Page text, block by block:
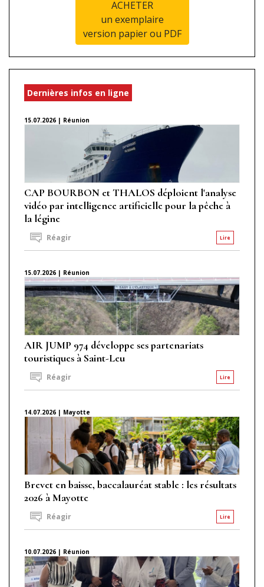
ACHETER
un exemplaire
version papier ou PDF
Dernières infos en ligne
15.07.2026 | Réunion
CAP BOURBON et THALOS déploient l'analyse
vidéo par intelligence artificielle pour la pêche à
la légine
Lire
Réagir
15.07.2026 | Réunion
AIR JUMP 974 développe ses partenariats
touristiques à Saint-Leu
Lire
Réagir
14.07.2026 | Mayotte
Brevet en baisse, baccalauréat stable : les résultats
2026 à Mayotte
Lire
Réagir
10.07.2026 | Réunion